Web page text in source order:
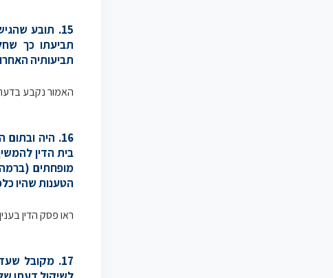
15. תובע
תביעתו כך
תביעותיה
האמור נקבע
16. היה
בית הדין
מופחתים
הטענות שהיו
ראו פסק הדין בענין
17. מקובל